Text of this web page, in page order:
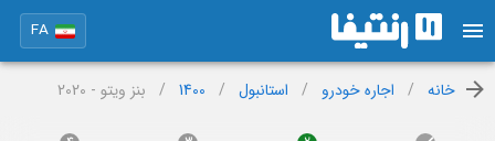
FA
خانه / اجاره خودرو / استانبول /
1400
/ بنز ویتو - 2020